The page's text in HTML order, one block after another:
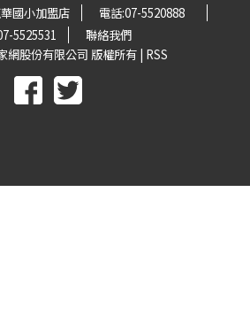
國小加盟店
電話:07-5520888
5525531
聯絡我們
網股份有限公司 版權所有 | RSS